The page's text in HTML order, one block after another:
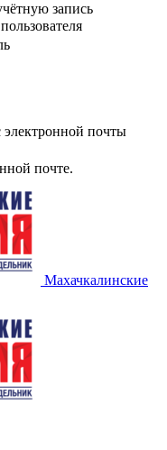
запись
почты
почте.
Махачкалинские